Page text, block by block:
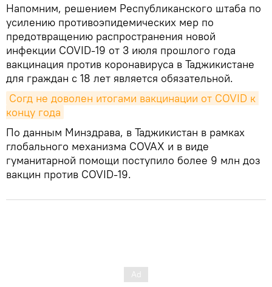
Напомним, решением Республиканского штаба по
усилению противоэпидемических мер по
предотвращению распространения новой
инфекции COVID-19 от 3 июля прошлого года
вакцинация против коронавируса в Таджикистане
для граждан с 18 лет является обязательной.
Согд не доволен итогами вакцинации от COVID к
концу года
По данным Минздрава, в Таджикистан в рамках
глобального механизма COVAX и в виде
гуманитарной помощи поступило более 9 млн доз
вакцин против COVID-19.